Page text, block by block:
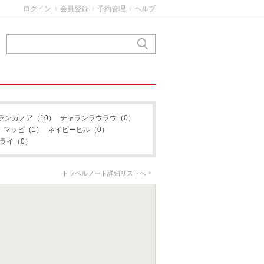
ンカノア （10） チャランラウラウ （0）
マッピ （1） ネイビーヒル （0）
イ
（0）
トラベルノート詳細リストへ
ログイン 会員登録 予約管理 ヘルプ